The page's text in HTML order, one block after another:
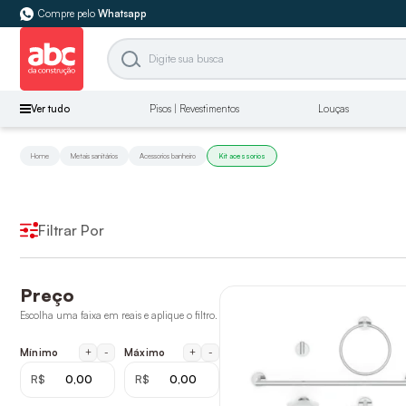
Compre pelo Whatsapp
Ver tudo Pisos | Revestimentos Louças
Home Metais sanitários Acessorios banheiro Kit acessorios
Filtrar Por
Preço
Escolha uma faixa em reais e aplique o filtro.
Mínimo + -
R$
Máximo + -
R$